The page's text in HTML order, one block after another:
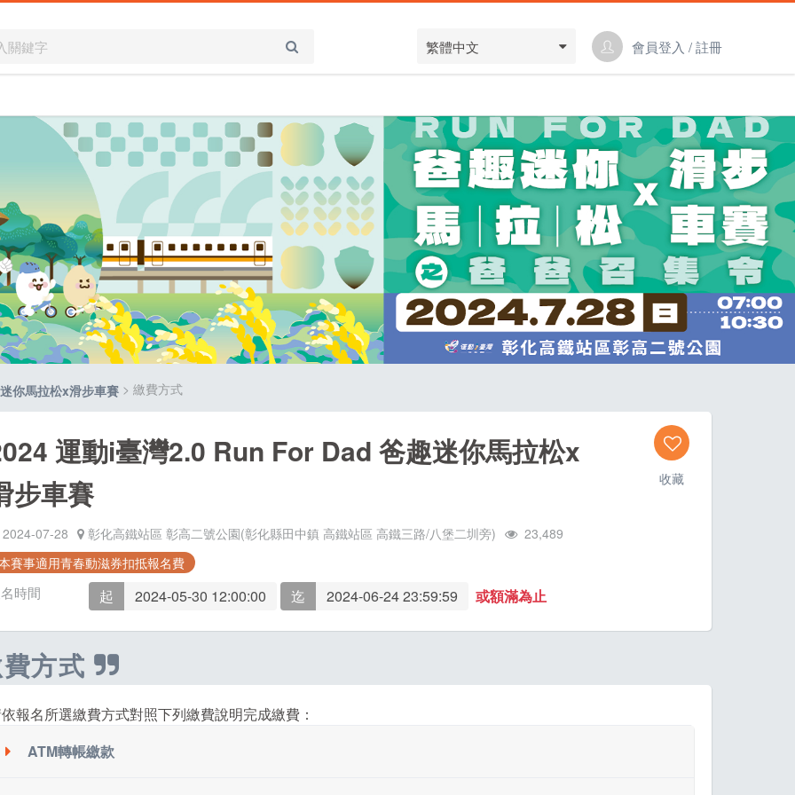
繁體中文 會員登入 / 註冊
你馬拉松x滑步車賽 > 繳費方式
收藏
運動i臺灣2.0 Run For Dad 爸趣迷你馬拉松x
步車賽
2024-07-28 彰化高鐵站區 彰高二號公園(彰化縣田中鎮 高鐵站區 高鐵三路/八堡二圳旁)
23,489
賽事適用青春動滋券扣抵報名費
時間 起 2024-05-30 12:00:00 迄 2024-06-24 23:59:59 或額滿為止
方式
報名所選繳費方式對照下列繳費說明完成繳費：
ATM轉帳繳款